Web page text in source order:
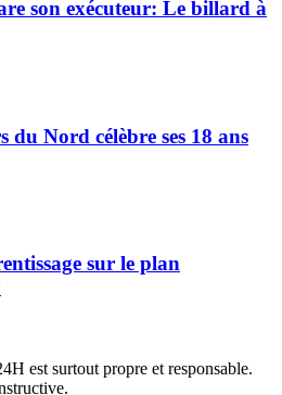
son exécuteur: Le billard à
du Nord célèbre ses 18 ans
sur le plan
est surtout propre et responsable.